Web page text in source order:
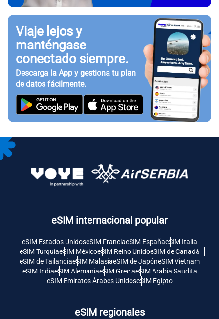
Viaje lejos y
manténgase
conectado siempre.
Descarga la App y gestiona tu plan
de datos fácilmente.
eSIM internacional popular
eSIM Estados UnidoseSIM FranciaeSIM EspañaeSIM Italia
eSIM TurquíaeSIM MéxicoeSIM Reino UnidoeSIM de Canadá
eSIM de TailandiaeSIM MalasiaeSIM de JapóneSIM Vietnam
eSIM IndiaeSIM AlemaniaeSIM GreciaeSIM Arabia Saudita
eSIM Emiratos Árabes UnidoseSIM Egipto
eSIM regionales